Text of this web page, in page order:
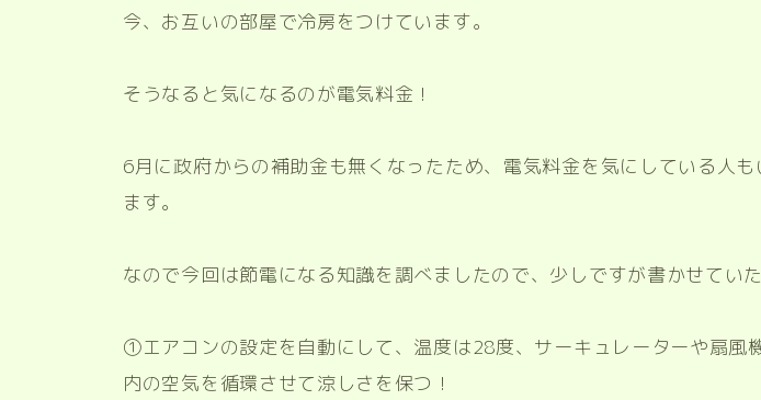
今、お互いの部屋で冷房をつけています。
そうなると気になるのが電気料金！
6月に政府からの補助金も無くなったため、電気料金を気にしている人も
ます。
なので今回は節電になる知識を調べましたので、少しですが書かせていた
①エアコンの設定を自動にして、温度は28度、サーキュレーターや扇風
内の空気を循環させて涼しさを保つ！